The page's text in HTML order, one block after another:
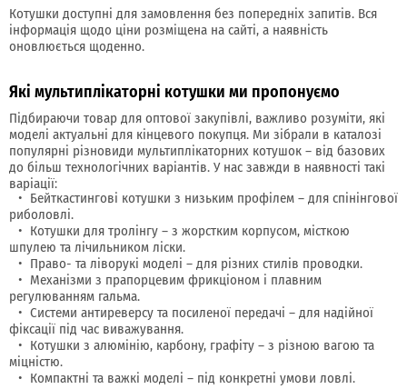
Котушки доступні для замовлення без попередніх запитів. Вся
інформація щодо ціни розміщена на сайті, а наявність
оновлюється щоденно.
Які мультиплікаторні котушки ми пропонуємо
Підбираючи товар для оптової закупівлі, важливо розуміти, які
моделі актуальні для кінцевого покупця. Ми зібрали в каталозі
популярні різновиди мультиплікаторних котушок – від базових
до більш технологічних варіантів. У нас завжди в наявності такі
варіації:
Бейткастингові котушки з низьким профілем – для спінінгової
риболовлі.
Котушки для тролінгу – з жорстким корпусом, місткою
шпулею та лічильником ліски.
Право- та ліворукі моделі – для різних стилів проводки.
Механізми з прапорцевим фрикціоном і плавним
регулюванням гальма.
Системи антиреверсу та посиленої передачі – для надійної
фіксації під час виважування.
Котушки з алюмінію, карбону, графіту – з різною вагою та
міцністю.
Компактні та важкі моделі – під конкретні умови ловлі.